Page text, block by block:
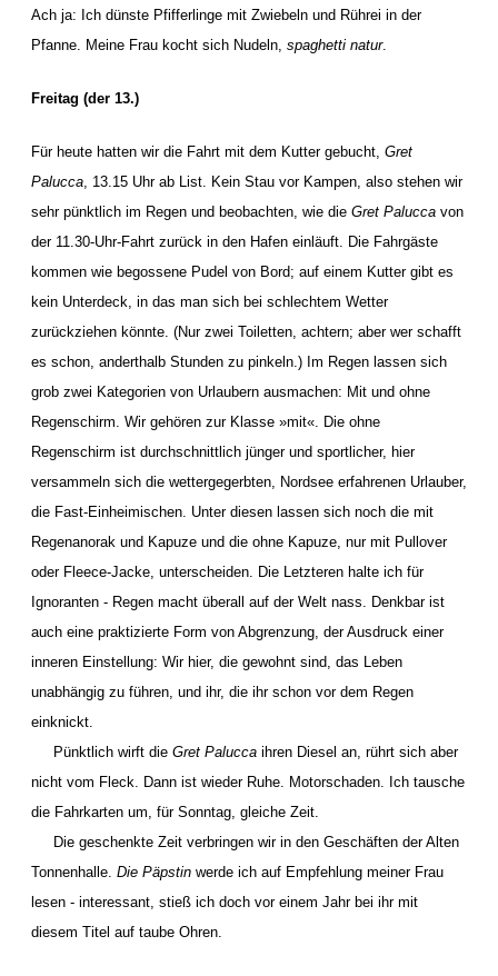
Ach ja: Ich dünste Pfifferlinge mit Zwiebeln und Rührei in der
Pfanne. Meine Frau kocht sich Nudeln, spaghetti natur.
Freitag (der 13.)
Für heute hatten wir die Fahrt mit dem Kutter gebucht, Gret
Palucca, 13.15 Uhr ab List. Kein Stau vor Kampen, also stehen wir
sehr pünktlich im Regen und beobachten, wie die Gret Palucca von
der 11.30-Uhr-Fahrt zurück in den Hafen einläuft. Die Fahrgäste
kommen wie begossene Pudel von Bord; auf einem Kutter gibt es
kein Unterdeck, in das man sich bei schlechtem Wetter
zurückziehen könnte. (Nur zwei Toiletten, achtern; aber wer schafft
es schon, anderthalb Stunden zu pinkeln.) Im Regen lassen sich
grob zwei Kategorien von Urlaubern ausmachen: Mit und ohne
Regenschirm. Wir gehören zur Klasse »mit«. Die ohne
Regenschirm ist durchschnittlich jünger und sportlicher, hier
versammeln sich die wettergegerbten, Nordsee erfahrenen Urlauber,
die Fast-Einheimischen. Unter diesen lassen sich noch die mit
Regenanorak und Kapuze und die ohne Kapuze, nur mit Pullover
oder Fleece-Jacke, unterscheiden. Die Letzteren halte ich für
Ignoranten - Regen macht überall auf der Welt nass. Denkbar ist
auch eine praktizierte Form von Abgrenzung, der Ausdruck einer
inneren Einstellung: Wir hier, die gewohnt sind, das Leben
unabhängig zu führen, und ihr, die ihr schon vor dem Regen
einknickt.
Pünktlich wirft die Gret Palucca ihren Diesel an, rührt sich aber
nicht vom Fleck. Dann ist wieder Ruhe. Motorschaden. Ich tausche
die Fahrkarten um, für Sonntag, gleiche Zeit.
Die geschenkte Zeit verbringen wir in den Geschäften der Alten
Tonnenhalle. Die Päpstin werde ich auf Empfehlung meiner Frau
lesen - interessant, stieß ich doch vor einem Jahr bei ihr mit
diesem Titel auf taube Ohren.